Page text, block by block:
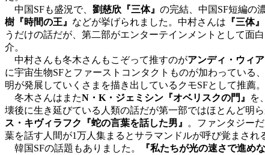
中国SFも盛況で、 劉慈欣『三体』 の完結、中国SF短編の
樹『時間の王』 などが挙げられました。中村さんは 『三体』
うだけの話だが、第二部がエンターテインメントとして面
介。
中村さんも冬木さんもこぞって推すのがアンディ・ウィ
に宇宙生物SFとファーストコンタクトものが加わっている
明が発展していくさまを描き出しているクモSFとして推薦。
冬木さんはまたN・K・ジェミシン『オベリスクの門』 を
壊後に生き延びている人類の話だが第一部ではほとんど明
ス・キヴィラフク『蛇の言葉を話した男』 。ファンタジー
葉を話す人間が1万人集まるとサラマンドルが呼び覚まさ
韓国SFの話題もありました。
『私たちが光の速さで進め